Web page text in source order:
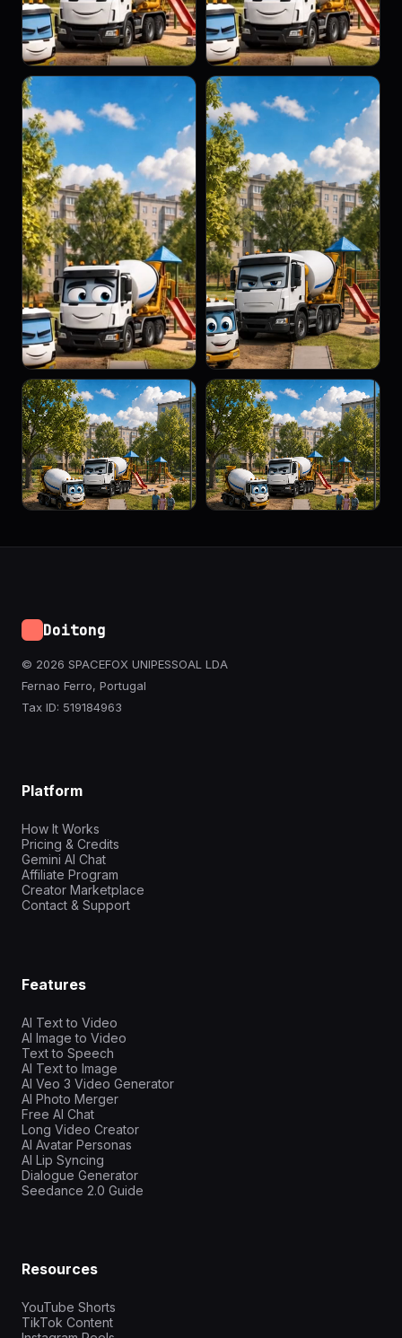
Doitong
© 2026 SPACEFOX UNIPESSOAL LDA
Fernao Ferro, Portugal
Tax ID: 519184963
Platform
How It Works
Pricing & Credits
Gemini AI Chat
Affiliate Program
Creator Marketplace
Contact & Support
Features
AI Text to Video
AI Image to Video
Text to Speech
AI Text to Image
AI Veo 3 Video Generator
AI Photo Merger
Free AI Chat
Long Video Creator
AI Avatar Personas
AI Lip Syncing
Dialogue Generator
Seedance 2.0 Guide
Resources
YouTube Shorts
TikTok Content